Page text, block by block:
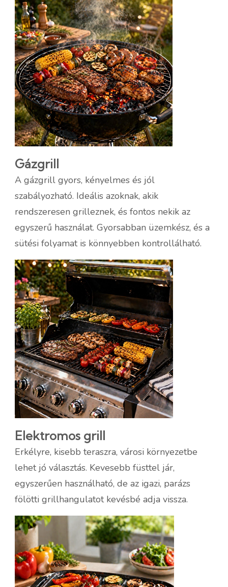
Gázgrill
A gázgrill gyors, kényelmes és jól
szabályozható. Ideális azoknak, akik
rendszeresen grilleznek, és fontos nekik az
egyszerű használat. Gyorsabban üzemkész, és a
sütési folyamat is könnyebben kontrollálható.
Elektromos grill
Erkélyre, kisebb teraszra, városi környezetbe
lehet jó választás. Kevesebb füsttel jár,
egyszerűen használható, de az igazi, parázs
fölötti grillhangulatot kevésbé adja vissza.